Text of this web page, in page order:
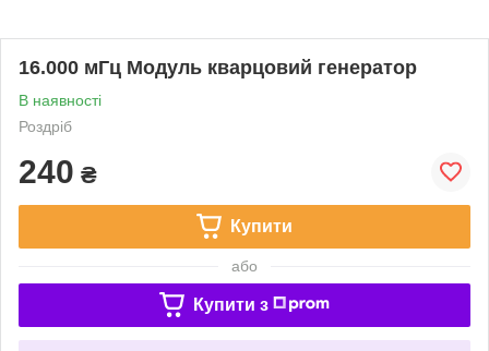
16.000 мГц Модуль кварцовий генератор
В наявності
Роздріб
240 ₴
Купити
або
Купити з